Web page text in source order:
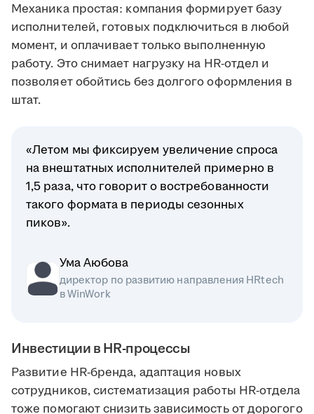
Механика простая: компания формирует базу
исполнителей, готовых подключиться в любой
момент, и оплачивает только выполненную
работу. Это снимает нагрузку на HR-отдел и
позволяет обойтись без долгого оформления в
штат.
«Летом мы фиксируем увеличение спроса
на внештатных исполнителей примерно в
1,5 раза, что говорит о востребованности
такого формата в периоды сезонных
пиков».
Ума Аюбова
директор по развитию направления HRtech
в WinWork
Инвестиции в HR-процессы
Развитие HR-бренда, адаптация новых
сотрудников, систематизация работы HR-отдела
тоже помогают снизить зависимость от дорогого